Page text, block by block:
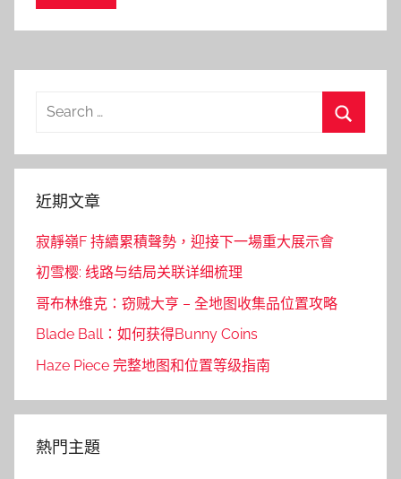
Search
近期文章
寂靜嶺F 持續累積聲勢，迎接下一場重大展示會
初雪樱: 线路与结局关联详细梳理
哥布林维克：窃贼大亨 – 全地图收集品位置攻略
Blade Ball：如何获得Bunny Coins
Haze Piece 完整地图和位置等级指南
熱門主題